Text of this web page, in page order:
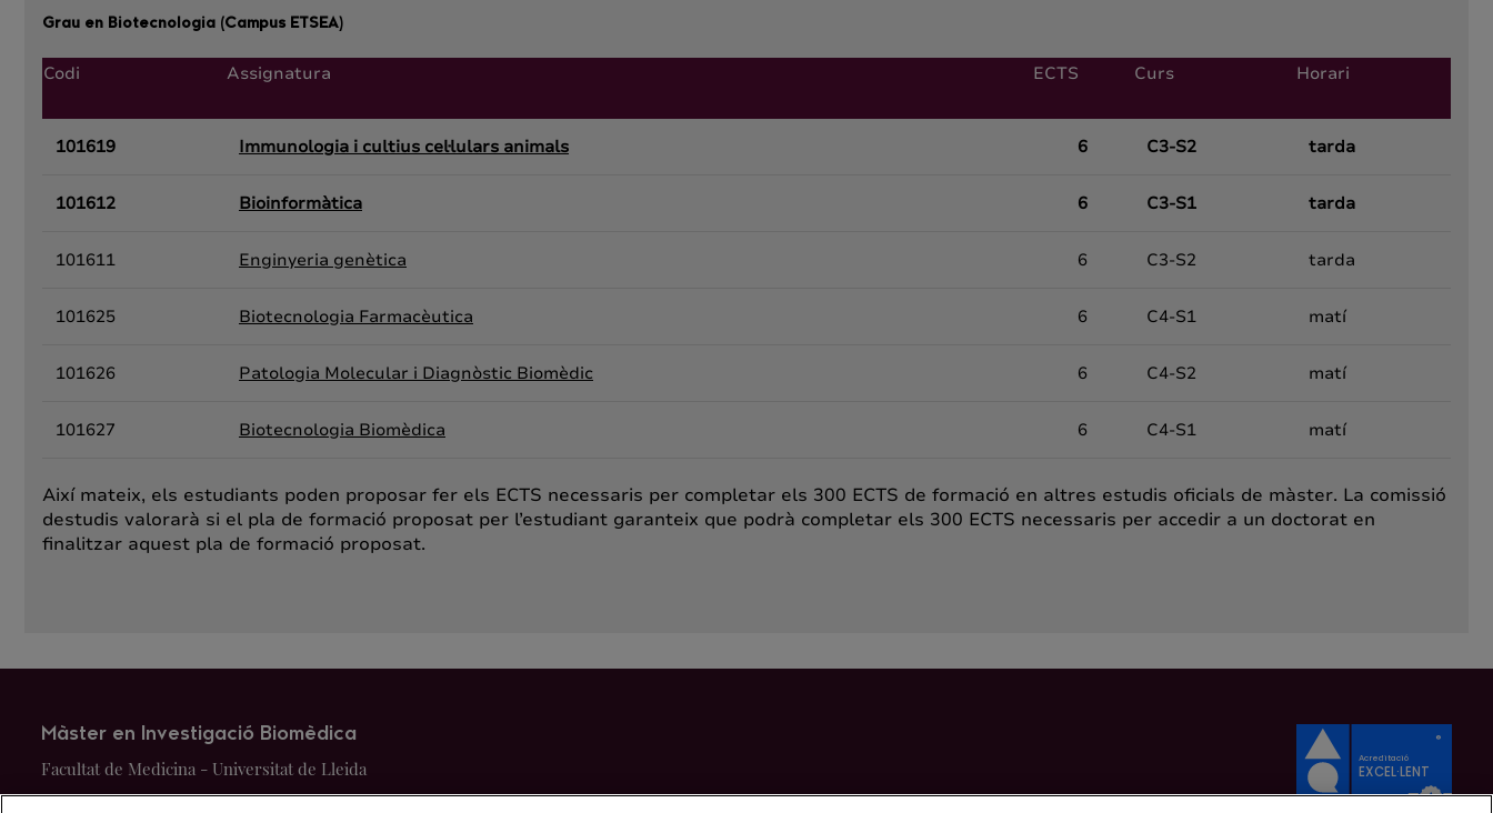
Grau en Biotecnologia (Campus ETSEA)
Codi Assignatura ECTS Curs Horari
101619 Immunologia i cultius cel·lulars animals 6 C3-S2 tarda
101612 Bioinformàtica 6 C3-S1 tarda
101611 Enginyeria genètica 6 C3-S2 tarda
101625 Biotecnologia Farmacèutica 6 C4-S1 matí
101626 Patologia Molecular i Diagnòstic Biomèdic 6 C4-S2 matí
101627 Biotecnologia Biomèdica 6 C4-S1 matí
Així mateix, els estudiants poden proposar fer els ECTS necessaris per completar els 300 ECTS de formació en altres estudis oficials de màster. La comissió
destudis valorarà si el pla de formació proposat per l’estudiant garanteix que podrà completar els 300 ECTS necessaris per accedir a un doctorat en
finalitzar aquest pla de formació proposat.
Màster en Investigació Biomèdica
Facultat de Medicina - Universitat de Lleida